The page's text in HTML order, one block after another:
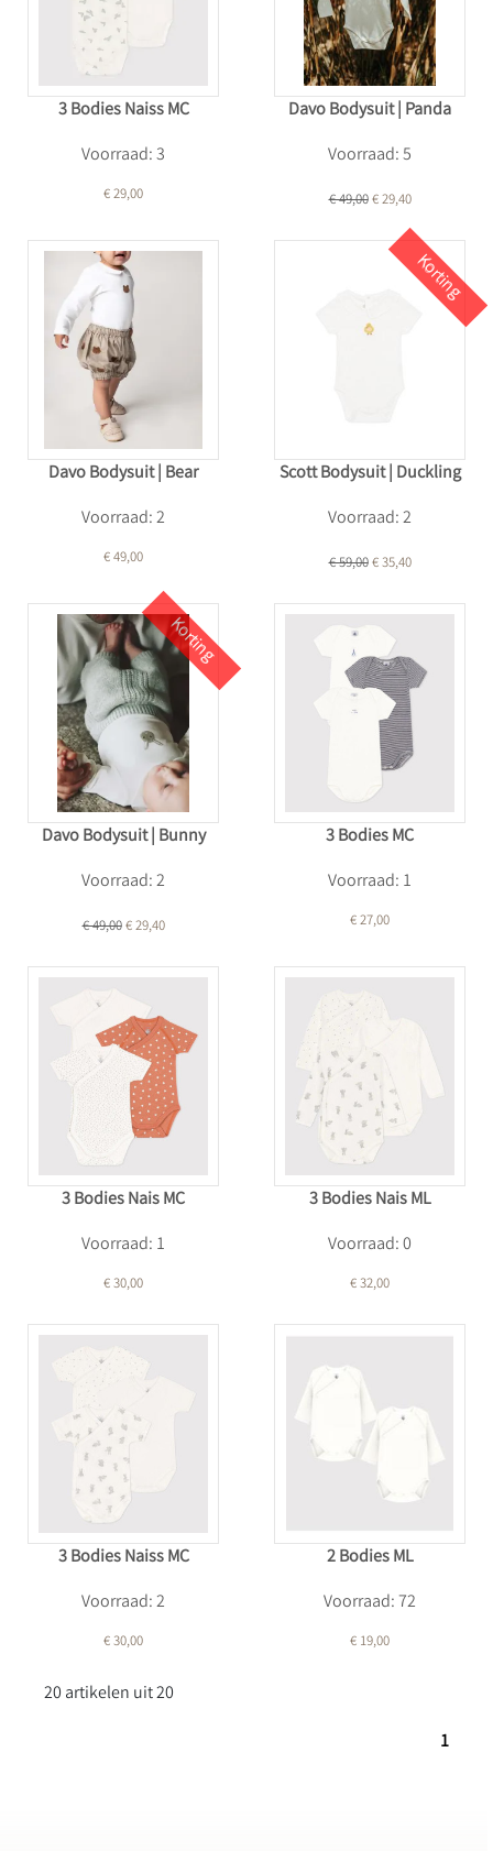
3 Bodies Naiss MC
Voorraad: 3
€ 29,00
Davo Bodysuit | Panda
Voorraad: 5
€ 49,00€ 29,40
Davo Bodysuit | Bear
Voorraad: 2
€ 49,00
Korting
Scott Bodysuit | Duckling
Voorraad: 2
€ 59,00€ 35,40
Korting
Davo Bodysuit | Bunny
Voorraad: 2
€ 49,00€ 29,40
3 Bodies MC
Voorraad: 1
€ 27,00
3 Bodies Nais MC
Voorraad: 1
€ 30,00
3 Bodies Nais ML
Voorraad: 0
€ 32,00
3 Bodies Naiss MC
Voorraad: 2
€ 30,00
2 Bodies ML
Voorraad: 72
€ 19,00
20 artikelen uit 20
1